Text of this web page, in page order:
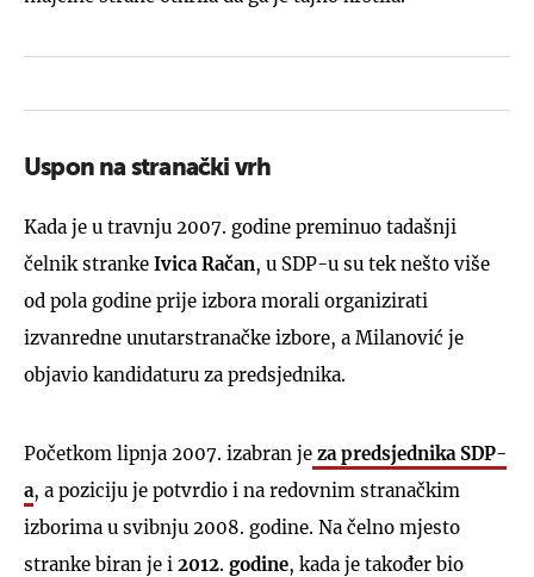
Uspon na stranački vrh
Kada je u travnju 2007. godine preminuo tadašnji
čelnik stranke Ivica Račan, u SDP-u su tek nešto više
od pola godine prije izbora morali organizirati
izvanredne unutarstranačke izbore, a Milanović je
objavio kandidaturu za predsjednika.
Početkom lipnja 2007. izabran je za predsjednika SDP-
a, a poziciju je potvrdio i na redovnim stranačkim
izborima u svibnju 2008. godine. Na čelno mjesto
stranke biran je i 2012. godine, kada je također bio